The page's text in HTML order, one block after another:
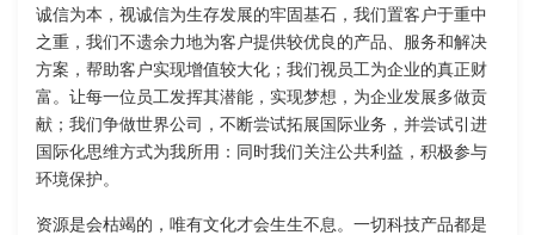
诚信为本，视诚信为生存发展的牢固基石，我们置客户于重中
之重，我们不遗余力地为客户提供较优良的产品、服务和解决
方案，帮助客户实现增值较大化；我们视员工为企业的真正财
富。让每一位员工发挥其潜能，实现梦想，为企业发展多做贡
献；我们争做世界公司，不断尝试拓展国际业务，并尝试引进
国际化思维方式为我所用：同时我们关注公共利益，积极参与
环境保护。
资源是会枯竭的，唯有文化才会生生不息。一切科技产品都是